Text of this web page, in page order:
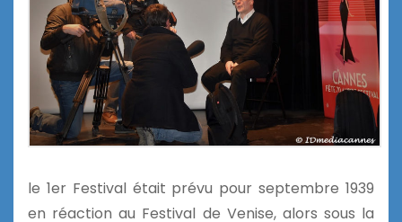
le 1er Festival était prévu pour septembre 1939
en réaction au Festival de Venise, alors sous la